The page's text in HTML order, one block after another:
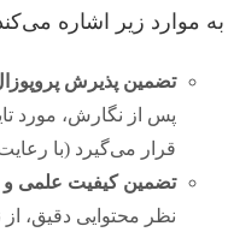
به موارد زیر اشاره
تضمین پذیرش
پس از نگارش، مورد
قرار می‌گیرد (با
تضمین کیفیت علمی
نظر محتوایی دقیق،